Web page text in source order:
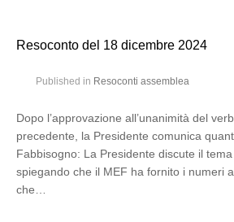
Resoconto del 18 dicembre 2024
Published in Resoconti assemblea
Dopo l’approvazione all’unanimità del
precedente, la Presidente comunica
Fabbisogno: La Presidente discute il
spiegando che il MEF ha fornito i numeri
che…